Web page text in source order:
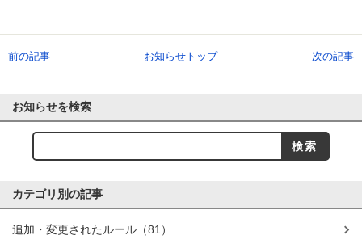
前の記事 お知らせトップ 次の記事
お知らせを検索
カテゴリ別の記事
追加・変更されたルール （81）